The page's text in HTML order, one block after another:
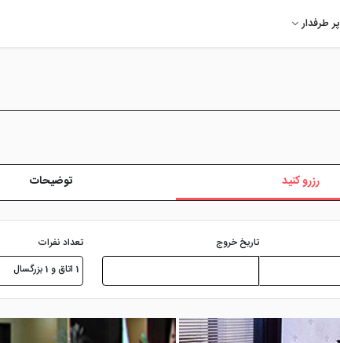
پر طرفدار
رزرو کنید توضیحات
تاریخ خروج
تعداد نفرات
1 اتاق و 1 بزرگسال